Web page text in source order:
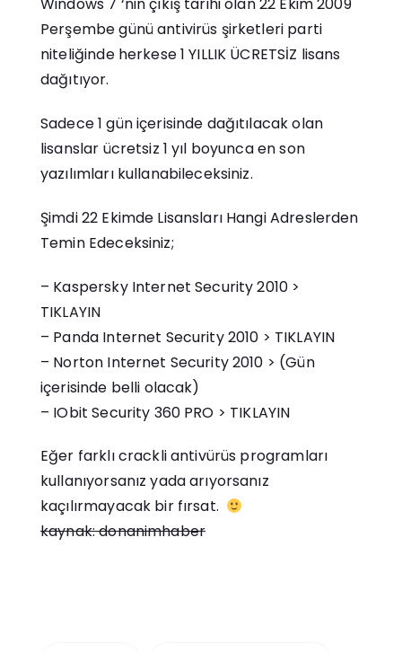
Windows 7 ‘nin çıkış tarihi olan 22 Ekim 2009
Perşembe günü antivirüs şirketleri parti
niteliğinde herkese 1 YILLIK ÜCRETSİZ lisans
dağıtıyor.
Sadece 1 gün içerisinde dağıtılacak olan
lisanslar ücretsiz 1 yıl boyunca en son
yazılımları kullanabileceksiniz.
Şimdi 22 Ekimde Lisansları Hangi Adreslerden
Temin Edeceksiniz;
– Kaspersky Internet Security 2010 >
TIKLAYIN
– Panda Internet Security 2010 > TIKLAYIN
– Norton Internet Security 2010 > (Gün
içerisinde belli olacak)
– IObit Security 360 PRO > TIKLAYIN
Eğer farklı crackli antivürüs programları
kullanıyorsanız yada arıyorsanız
kaçılırmayacak bir fırsat.
kaynak: donanimhaber